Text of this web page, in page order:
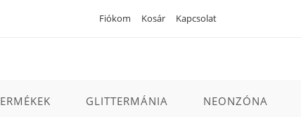
Fiókom Kosár Kapcsolat
GLITTERMÁNIA NEONZÓNA